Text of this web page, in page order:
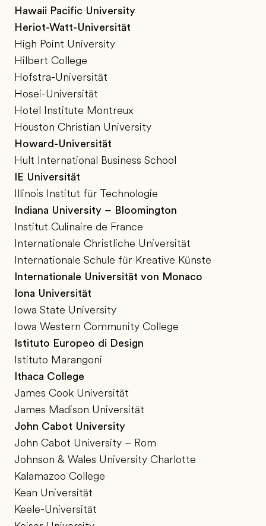
Hawaii Pacific University
Heriot-Watt-Universität
High Point University
Hilbert College
Hofstra-Universität
Hosei-Universität
Hotel Institute Montreux
Houston Christian University
Howard-Universität
Hult International Business School
IE Universität
Illinois Institut für Technologie
Indiana University – Bloomington
Institut Culinaire de France
Internationale Christliche Universität
Internationale Schule für Kreative Künste
Internationale Universität von Monaco
Iona Universität
Iowa State University
Iowa Western Community College
Istituto Europeo di Design
Istituto Marangoni
Ithaca College
James Cook Universität
James Madison Universität
John Cabot University
John Cabot University – Rom
Johnson & Wales University Charlotte
Kalamazoo College
Kean Universität
Keele-Universität